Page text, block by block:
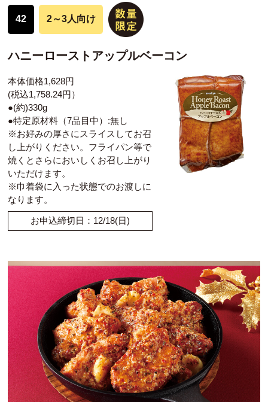
42 2～3人向け
ハニーローストアップルベーコン
本体価格1,628円
(税込1,758.24円）
●(約)330g
●特定原材料（7品目中）:無し
※お好みの厚さにスライスしてお召
し上がりください。フライパン等で
焼くとさらにおいしくお召し上がり
いただけます。
※巾着袋に入った状態でのお渡しに
なります。
お申込締切日：12/18(日)